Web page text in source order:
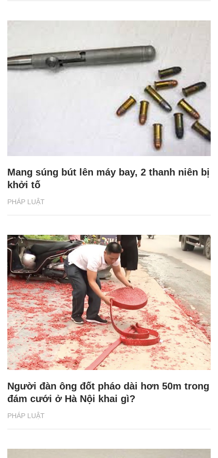
PHÁP LUẬT
Mang súng bút lên máy bay, 2 thanh niên bị
khởi tố
PHÁP LUẬT
Người đàn ông đốt pháo dài hơn 50m trong
đám cưới ở Hà Nội khai gì?